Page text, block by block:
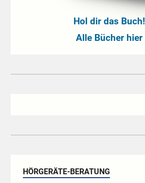
Hol dir das Buch!
Alle Bücher hier
HÖRGERÄTE-BERATUNG